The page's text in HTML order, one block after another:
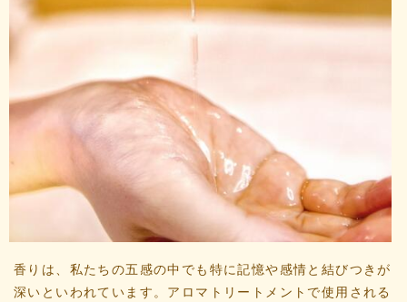
香りは、私たちの五感の中でも特に記憶や感情と結びつきが
深いといわれています。アロマトリートメントで使用される